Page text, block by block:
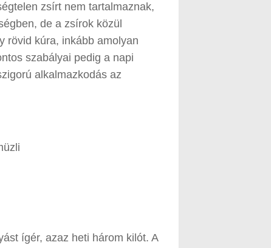
zsírt nem tartalmaznak,
de a zsírok közül
rövid kúra, inkább amolyan
szabályai pedig a napi
alkalmazkodás az
ígér, azaz heti három kilót. A